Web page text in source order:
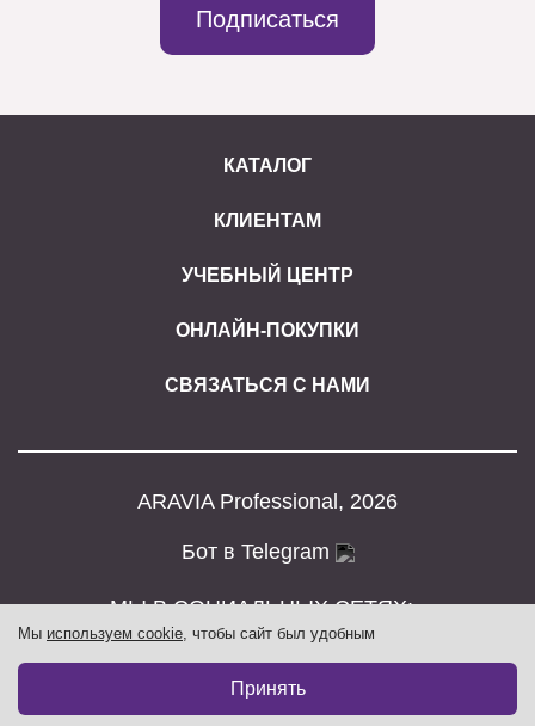
Подписаться
КАТАЛОГ
КЛИЕНТАМ
УЧЕБНЫЙ ЦЕНТР
ОНЛАЙН-ПОКУПКИ
СВЯЗАТЬСЯ С НАМИ
ARAVIA Professional, 2026
Бот в Telegram
МЫ В СОЦИАЛЬНЫХ СЕТЯХ:
Мы используем cookie, чтобы сайт был удобным
Принять